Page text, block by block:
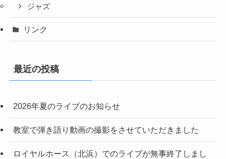
ジャズ
リンク
最近の投稿
2026年夏のライブのお知らせ
教室で弾き語り動画の撮影をさせていただきました
ロイヤルホース（北浜）でのライブが無事終了しまし